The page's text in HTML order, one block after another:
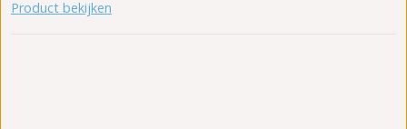
Product bekijken